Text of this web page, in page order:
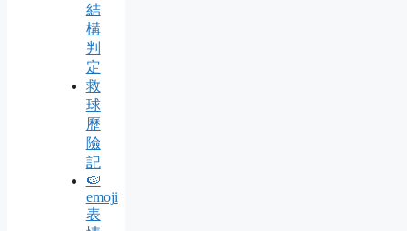
結
構
判
定
救
球
歷
險
記
🍉
emoji
表